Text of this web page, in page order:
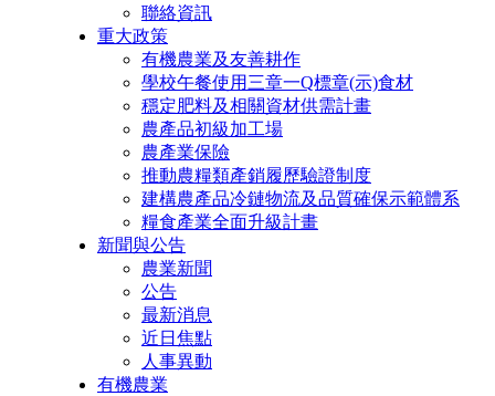
聯絡資訊
重大政策
有機農業及友善耕作
學校午餐使用三章一Q標章(示)食材
穩定肥料及相關資材供需計畫
農產品初級加工場
農產業保險
推動農糧類產銷履歷驗證制度
建構農產品冷鏈物流及品質確保示範體系
糧食產業全面升級計畫
新聞與公告
農業新聞
公告
最新消息
近日焦點
人事異動
有機農業